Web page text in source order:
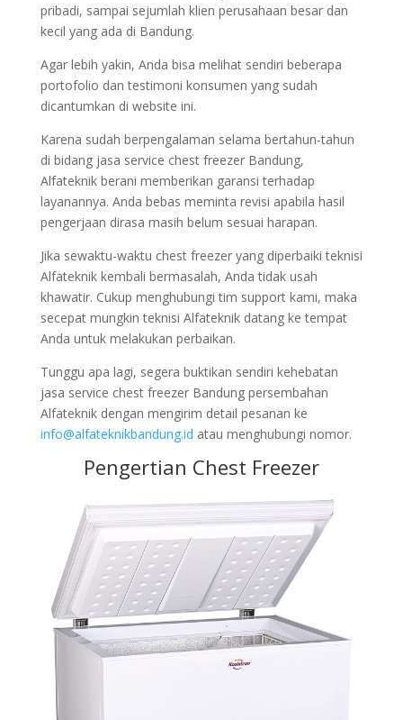
pribadi, sampai sejumlah klien perusahaan besar dan
kecil yang ada di Bandung.
Agar lebih yakin, Anda bisa melihat sendiri beberapa
portofolio dan testimoni konsumen yang sudah
dicantumkan di website ini.
Karena sudah berpengalaman selama bertahun-tahun
di bidang jasa service chest freezer Bandung,
Alfateknik berani memberikan garansi terhadap
layanannya. Anda bebas meminta revisi apabila hasil
pengerjaan dirasa masih belum sesuai harapan.
Jika sewaktu-waktu chest freezer yang diperbaiki teknisi
Alfateknik kembali bermasalah, Anda tidak usah
khawatir. Cukup menghubungi tim support kami, maka
secepat mungkin teknisi Alfateknik datang ke tempat
Anda untuk melakukan perbaikan.
Tunggu apa lagi, segera buktikan sendiri kehebatan
jasa service chest freezer Bandung persembahan
Alfateknik dengan mengirim detail pesanan ke
info@alfateknikbandung.id atau menghubungi nomor.
Pengertian Chest Freezer